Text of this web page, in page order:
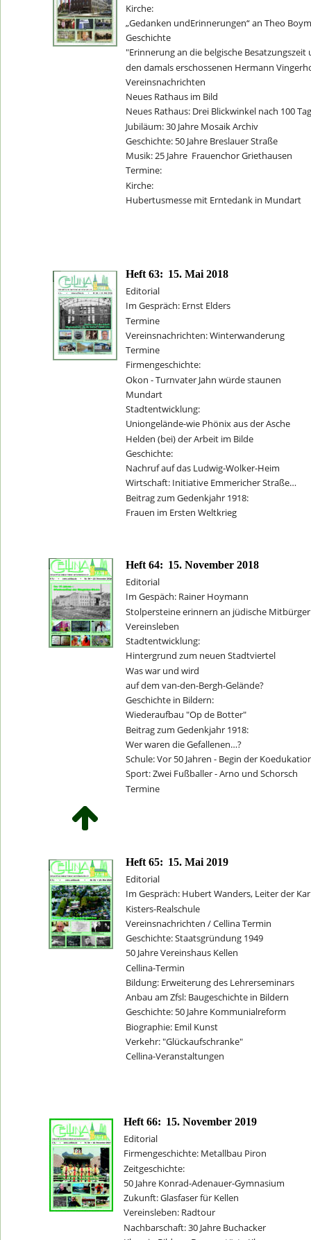
Kirche:
„Gedanken undErinnerungen“ an Theo
Geschichte
"Erinnerung an die belgische
den damals erschossenen Hermann
Vereinsnachrichten
Neues Rathaus im Bild
Neues Rathaus: Drei Blickwinkel nach 100
Jubiläum: 30 Jahre Mosaik Archiv
Geschichte: 50 Jahre Breslauer Straße
Musik: 25 Jahre  Frauenchor Griethausen
Termine:
Kirche:
Hubertusmesse mit Erntedank in Mundart
Editorial
Im Gespäch: Rainer Hoymann
Stolpersteine erinnern an jüdische Mitbürger
Vereinsleben
Stadtentwicklung:
Hintergrund zum neuen Stadtviertel
Was war und wird
auf dem van-den-Bergh-Gelände?
Geschichte in Bildern:
Wiederaufbau "Op de Botter"
Beitrag zum Gedenkjahr 1918:
Wer waren die Gefallenen…?
Schule: Vor 50 Jahren - Begin der
Sport: Zwei Fußballer - Arno und Schorsch
Termine
Heft 64: 15. November 2018
Editorial
Im Gespräch: Ernst Elders
Termine
Vereinsnachrichten: Winterwanderung
Termine
Firmengeschichte:
Okon - Turnvater Jahn würde staunen
Mundart
Stadtentwicklung:
Uniongelände-wie Phönix aus der Asche
Helden (bei) der Arbeit im Bilde
Geschichte:
Nachruf auf das Ludwig-Wolker-Heim
Wirtschaft: Initiative Emmericher Straße…
Beitrag zum Gedenkjahr 1918:
Frauen im Ersten Weltkrieg
Heft 63: 15. Mai 2018
Editorial
Im Gespräch: Hubert Wanders, Leiter der
Kisters-Realschule
Vereinsnachrichten / Cellina Termin
Geschichte: Staatsgründung 1949
50 Jahre Vereinshaus Kellen
Cellina-Termin
Bildung: Erweiterung des Lehrerseminars
Anbau am Zfsl: Baugeschichte in Bildern
Geschichte: 50 Jahre Kommunialreform
Biographie: Emil Kunst
Verkehr: "Glückaufschranke"
Cellina-Veranstaltungen
Heft 65: 15. Mai 2019
Editorial
Firmengeschichte: Metallbau Piron
Zeitgeschichte:
50 Jahre Konrad-Adenauer-Gymnasium
Zukunft: Glasfaser für Kellen
Vereinsleben: Radtour
Nachbarschaft: 30 Jahre Buchacker
Heft 66: 15. November 2019